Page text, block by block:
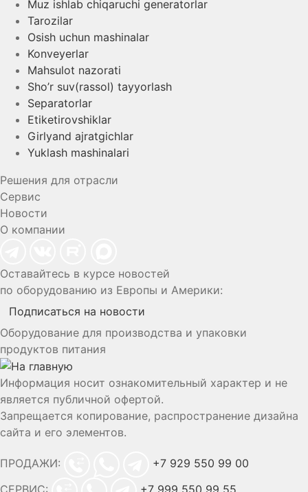
Muz ishlab chiqaruchi generatorlar
Tarozilar
Osish uchun mashinalar
Konveyerlar
Mahsulot nazorati
Sho’r suv(rassol) tayyorlash
Separatorlar
Etiketirovshiklar
Girlyand ajratgichlar
Yuklash mashinalari
Решения для отрасли
Сервис
Новости
О компании
Оставайтесь в курсе новостей
по оборудованию из Европы и Америки:
Подписаться на новости
Оборудование для производства и упаковки
продуктов питания
Информация носит ознакомительный характер и не
является публичной офертой.
Запрещается копирование, распространение дизайна
сайта и его элементов.
ПРОДАЖИ:
+7 929 550 99 00